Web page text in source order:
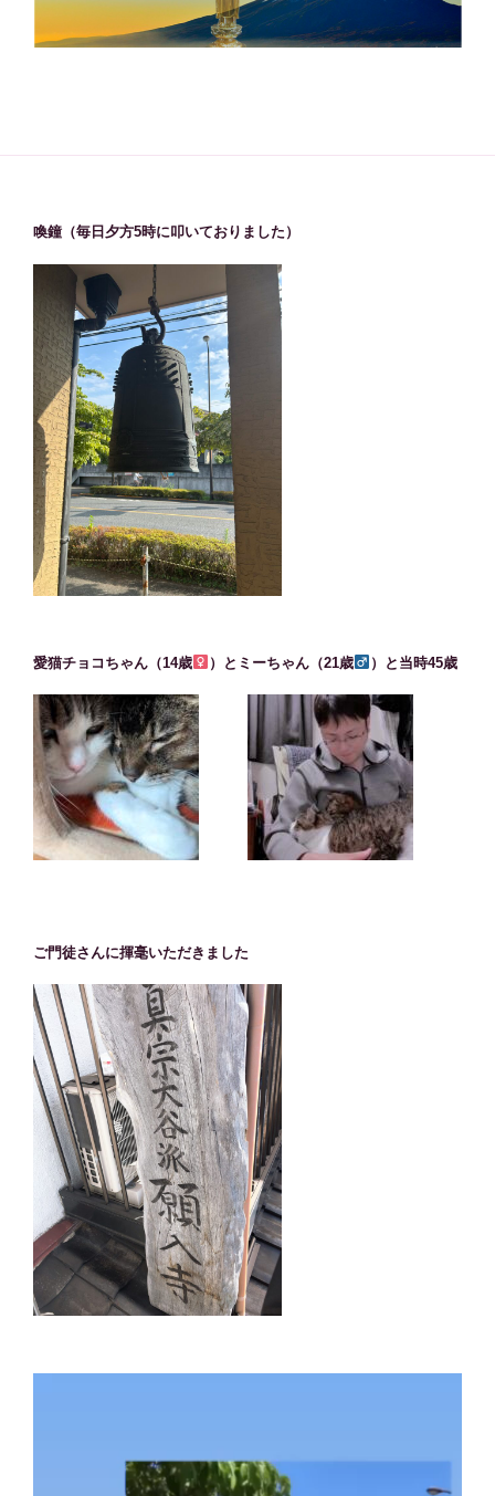
喚鐘（毎日夕方5時に叩いておりました）
愛猫チョコちゃん（14歳 ）とミーちゃん（21歳 ）と当時45歳
ご門徒さんに揮毫いただきました